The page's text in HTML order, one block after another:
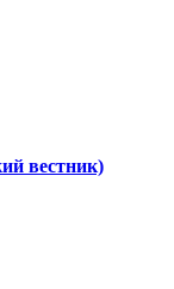
вестник)